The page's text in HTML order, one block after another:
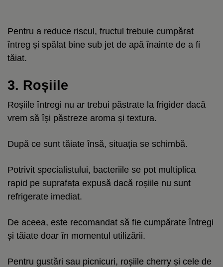
Pentru a reduce riscul, fructul trebuie cumpărat
întreg și spălat bine sub jet de apă înainte de a fi
tăiat.
3. Roșiile
Roșiile întregi nu ar trebui păstrate la frigider dacă
vrem să își păstreze aroma și textura.
După ce sunt tăiate însă, situația se schimbă.
Potrivit specialistului, bacteriile se pot multiplica
rapid pe suprafața expusă dacă roșiile nu sunt
refrigerate imediat.
De aceea, este recomandat să fie cumpărate întregi
și tăiate doar în momentul utilizării.
Pentru gustări sau picnicuri, roșiile cherry și cele de